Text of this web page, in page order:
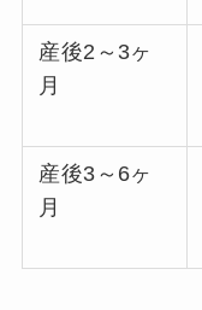
産後2～3ヶ
月
産後3～6ヶ
月